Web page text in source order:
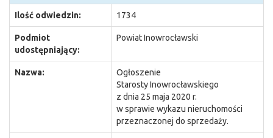
Ilość odwiedzin: 1734
Podmiot
udostępniający:
Powiat Inowrocławski
Nazwa:
Ogłoszenie
Starosty Inowrocławskiego
z dnia 25 maja 2020 r.
w sprawie wykazu nieruchomości
przeznaczonej do sprzedaży.